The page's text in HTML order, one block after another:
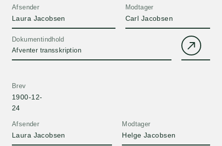
Afsender
Laura Jacobsen
Modtager
Carl Jacobsen
Dokumentindhold
Afventer transskription
Afsender
Laura Jacobsen
Brev
1900-12-
24
Modtager
Helge Jacobsen